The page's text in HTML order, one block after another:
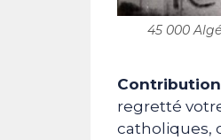
45 000
regretté
catholiques,